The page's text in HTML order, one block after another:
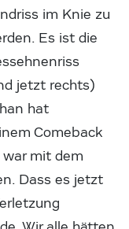
im Knie zu
Es ist die
jetzt rechts)
hat
Comeback
mit dem
Dass es jetzt